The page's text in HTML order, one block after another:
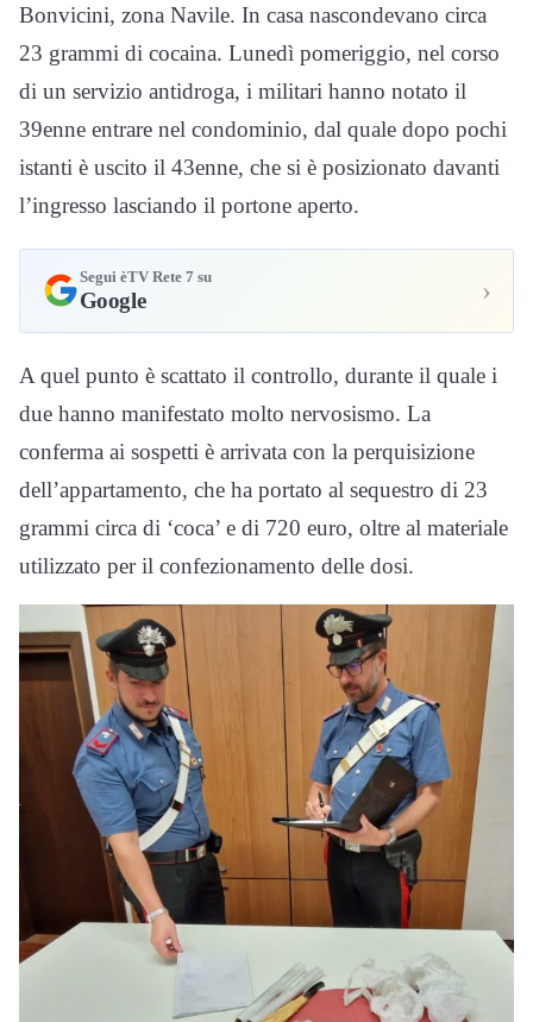
Bonvicini, zona Navile. In casa nascondevano circa
23 grammi di cocaina. Lunedì pomeriggio, nel corso
di un servizio antidroga, i militari hanno notato il
39enne entrare nel condominio, dal quale dopo pochi
istanti è uscito il 43enne, che si è posizionato davanti
l’ingresso lasciando il portone aperto.
Segui èTV Rete 7 su
Google ›
A quel punto è scattato il controllo, durante il quale i
due hanno manifestato molto nervosismo. La
conferma ai sospetti è arrivata con la perquisizione
dell’appartamento, che ha portato al sequestro di 23
grammi circa di ‘coca’ e di 720 euro, oltre al materiale
utilizzato per il confezionamento delle dosi.